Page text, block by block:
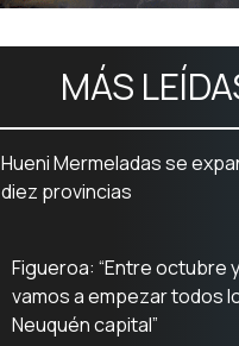
MÁS
Hueni Mermeladas se
diez provincias
Figueroa: “Entre octubre
vamos a empezar todos
Neuquén capital”